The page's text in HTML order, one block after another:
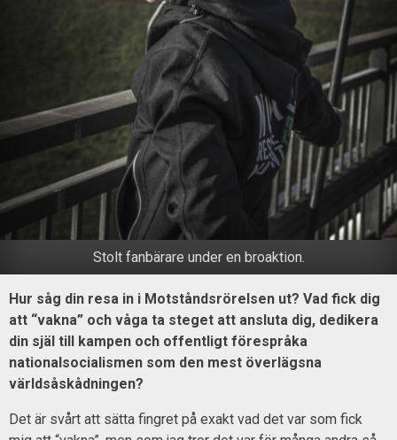
Stolt fanbärare under en broaktion.
Hur såg din resa in i Motståndsrörelsen ut? Vad fick dig
att “vakna” och våga ta steget att ansluta dig, dedikera
din själ till kampen och offentligt förespråka
nationalsocialismen som den mest överlägsna
världsåskådningen?
Det är svårt att sätta fingret på exakt vad det var som fick